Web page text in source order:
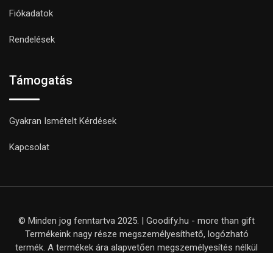
Fiókadatok
Rendelések
Támogatás
Gyakran Ismételt Kérdések
Kapcsolat
© Minden jog fenntartva 2025. | Goodify.hu - more than gift
Termékeink nagy része megszemélyesíthető, logózható
termék. A termékek ára alapvetően megszemélyesítés nélkül